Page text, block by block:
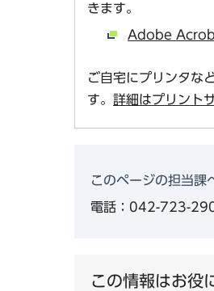
きます。
Adobe
ご自宅にプリンタな
す。 詳細はプリント
このページの担当課
電話：042-723-
この情報はお役